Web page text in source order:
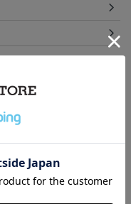
メ！どの選手が当たる
グッズ！